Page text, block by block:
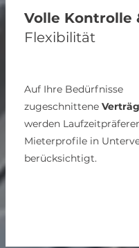
Volle Kontrolle
Flexibilität
Auf Ihre Bedürfnisse
zugeschnittene
werden
Mieterprofile in
berücksichtigt.